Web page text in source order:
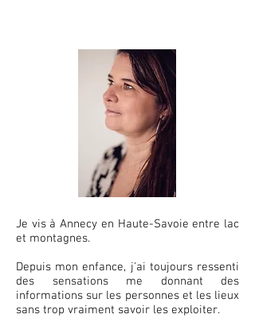
Je vis à Annecy en Haute-Savoie entre lac
et montagnes.
Depuis mon enfance, j'ai toujours ressenti
des sensations me donnant des
informations sur les personnes et les lieux
sans trop vraiment savoir les exploiter.